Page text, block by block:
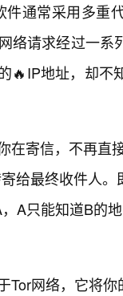
件通常采用多重
络请求经过一
🔥IP地址，却
在寄信，不再直
给最终收件人
A只能知道B的
Tor网络，它将